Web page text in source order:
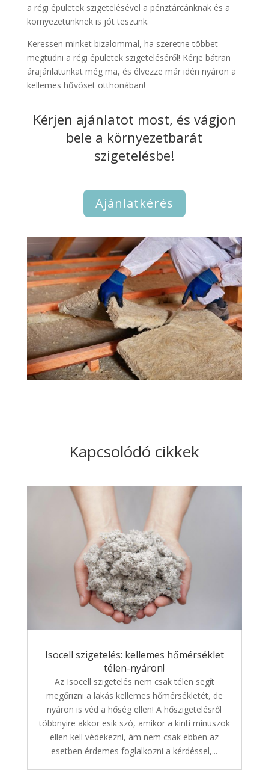
a régi épületek szigetelésével a pénztárcánknak és a
környezetünknek is jót teszünk.
Keressen minket bizalommal, ha szeretne többet
megtudni a régi épületek szigeteléséről! Kérje bátran
árajánlatunkat még ma, és élvezze már idén nyáron a
kellemes hűvöset otthonában!
Kérjen ajánlatot most, és vágjon
bele a környezetbarát
szigetelésbe!
Ajánlatkérés
Kapcsolódó cikkek
Isocell szigetelés: kellemes hőmérséklet
télen-nyáron!
Az Isocell szigetelés nem csak télen segít
megőrizni a lakás kellemes hőmérsékletét, de
nyáron is véd a hőség ellen! A hőszigetelésről
többnyire akkor esik szó, amikor a kinti mínuszok
ellen kell védekezni, ám nem csak ebben az
esetben érdemes foglalkozni a kérdéssel,...